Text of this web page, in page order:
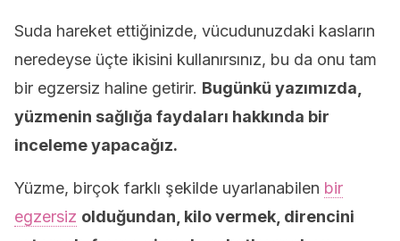
Suda hareket ettiğinizde, vücudunuzdaki kasların
neredeyse üçte ikisini kullanırsınız, bu da onu tam
bir egzersiz haline getirir. Bugünkü yazımızda,
yüzmenin sağlığa faydaları hakkında bir
inceleme yapacağız.
Yüzme, birçok farklı şekilde uyarlanabilen bir
egzersiz olduğundan, kilo vermek, direncini